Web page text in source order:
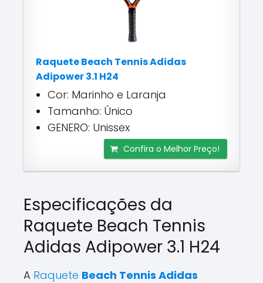
Raquete Beach Tennis Adidas
Adipower 3.1 H24
Cor: Marinho e Laranja
Tamanho: Único
GENERO: Unissex
Confira o Melhor Preço!
Especificações da
Raquete Beach Tennis
Adidas Adipower 3.1 H24
A Raquete Beach Tennis Adidas